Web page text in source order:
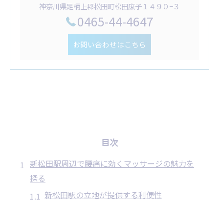
神奈川県足柄上郡松田町松田庶子１４９０−３
0465-44-4647
お問い合わせはこちら
目次
新松田駅周辺で腰痛に効くマッサージの魅力を
探る
新松田駅の立地が提供する利便性